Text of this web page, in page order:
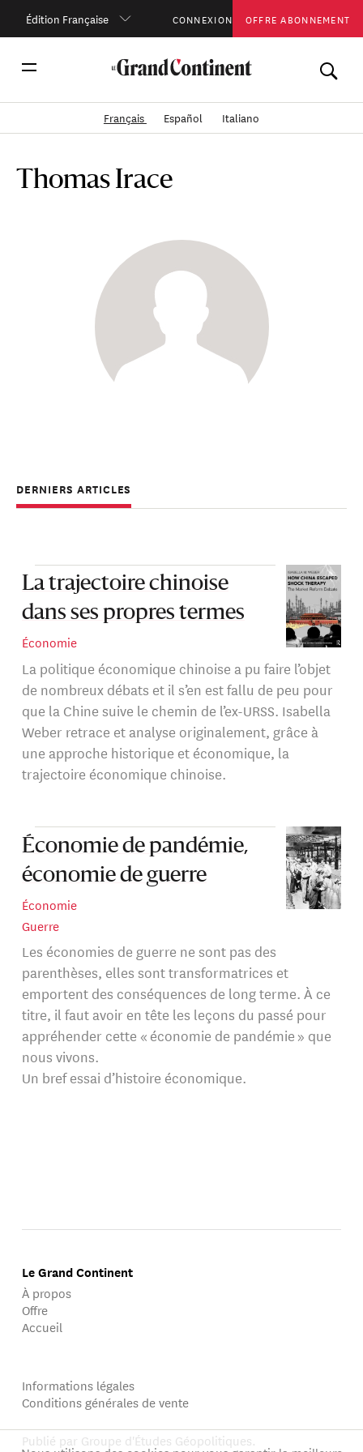
Édition Française CONNEXION OFFRE ABONNEMENT
Français Español Italiano
Thomas Irace
DERNIERS ARTICLES
La trajectoire chinoise
dans ses propres termes
Économie
La politique économique chinoise a pu faire l’objet
de nombreux débats et il s’en est fallu de peu pour
que la Chine suive le chemin de l’ex-URSS. Isabella
Weber retrace et analyse originalement, grâce à
une approche historique et économique, la
trajectoire économique chinoise.
Économie de pandémie,
économie de guerre
Économie
Guerre
Les économies de guerre ne sont pas des
parenthèses, elles sont transformatrices et
emportent des conséquences de long terme. À ce
titre, il faut avoir en tête les leçons du passé pour
appréhender cette « économie de pandémie » que
nous vivons.
Un bref essai d’histoire économique.
Le Grand Continent
À propos
Offre
Accueil
Informations légales
Conditions générales de vente
Publié par Groupe d'Études Géopolitiques.